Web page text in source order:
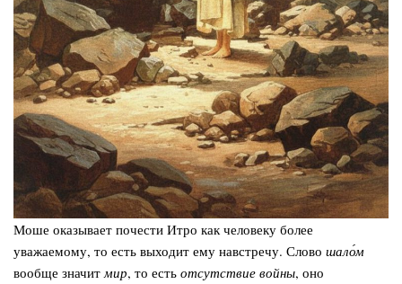
Моше оказывает почести Итро как человеку более
уважаемому, то есть выходит ему навстречу. Слово шало́м
вообще значитмир, то есть отсутствие войны, оно